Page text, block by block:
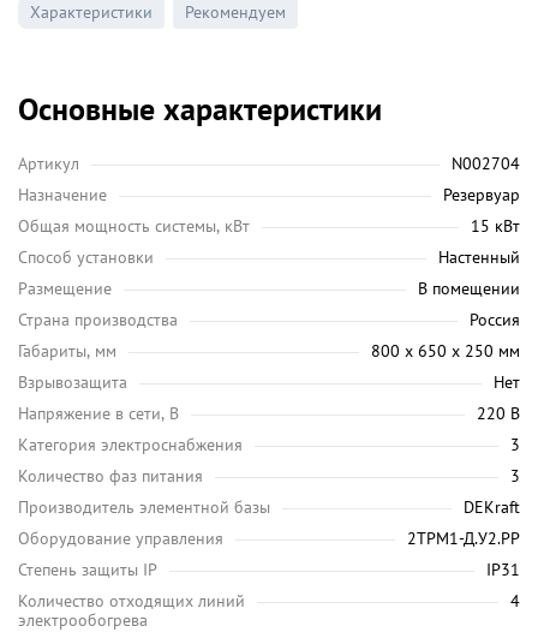
Характеристики Рекомендуем
Основные характеристики
Артикул
N002704
Назначение
Резервуар
Общая мощность системы, кВт
15 кВт
Способ установки
Настенный
Размещение
В помещении
Страна производства
Россия
Габариты, мм
800 х 650 х 250 мм
Взрывозащита
Нет
Напряжение в сети, В
220 В
Категория электроснабжения
3
Количество фаз питания
3
Производитель элементной базы
DEKraft
Оборудование управления
2ТРМ1-Д.У2.РР
Степень защиты IP
IP31
Количество отходящих линий
электрообогрева
4